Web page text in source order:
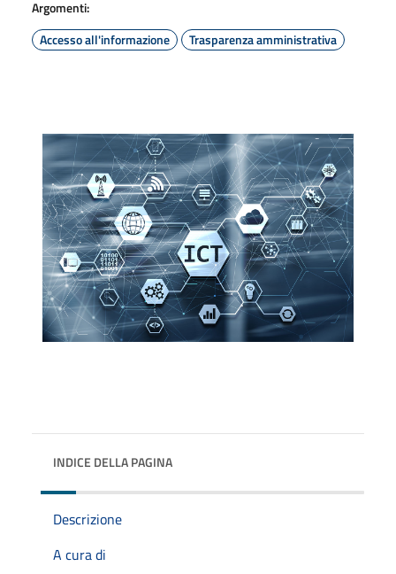
Argomenti:
Accesso all'informazione
Trasparenza amministrativa
INDICE DELLA PAGINA
Descrizione
A cura di